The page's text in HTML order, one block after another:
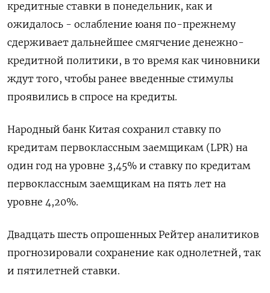
кредитные ставки в понедельник, как и
ожидалось - ослабление юаня по-прежнему
сдерживает дальнейшее смягчение денежно-
кредитной политики, в то время как чиновники
ждут того, чтобы ранее введенные стимулы
проявились в спросе на кредиты.
Народный банк Китая сохранил ставку по
кредитам первоклассным заемщикам (LPR) на
один год на уровне 3,45% и ставку по кредитам
первоклассным заемщикам на пять лет на
уровне 4,20%.
Двадцать шесть опрошенных Рейтер аналитиков
прогнозировали сохранение как однолетней, так
и пятилетней ставки.